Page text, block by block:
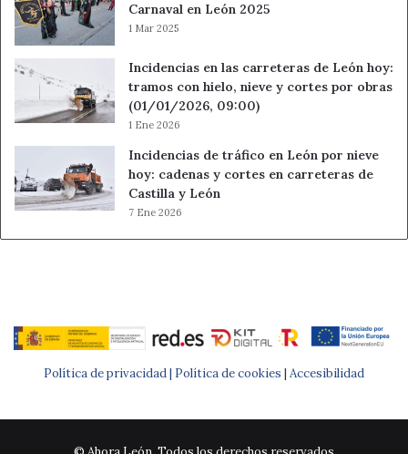
Carnaval en León 2025
1 Mar 2025
Incidencias en las carreteras de León hoy:
tramos con hielo, nieve y cortes por obras
(01/01/2026, 09:00)
1 Ene 2026
Incidencias de tráfico en León por nieve
hoy: cadenas y cortes en carreteras de
Castilla y León
7 Ene 2026
Política de privacidad | Política de cookies | Accesibilidad